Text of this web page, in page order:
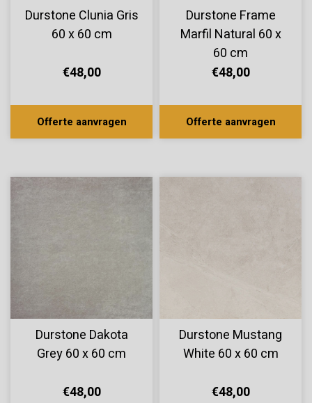
Durstone Clunia Gris
60 x 60 cm
€48,00
Offerte aanvragen
Durstone Frame
Marfil Natural 60 x
60 cm
€48,00
Offerte aanvragen
Durstone Dakota
Grey 60 x 60 cm
€48,00
Durstone Mustang
White 60 x 60 cm
€48,00